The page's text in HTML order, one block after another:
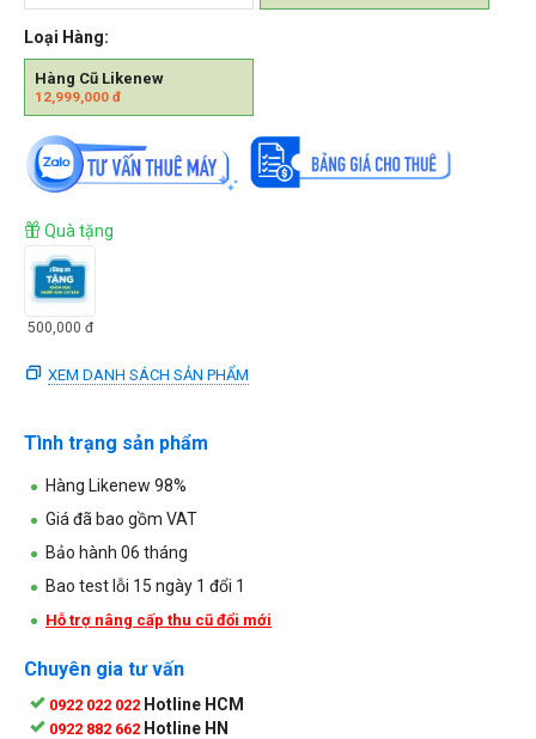
Loại Hàng:
Hàng Cũ Likenew
12,999,000 đ
Quà tặng
500,000 đ
XEM DANH SÁCH SẢN PHẨM
Tình trạng sản phẩm
Hàng Likenew 98%
Giá đã bao gồm VAT
Bảo hành 06 tháng
Bao test lỗi 15 ngày 1 đổi 1
Hỗ trợ nâng cấp thu cũ đổi mới
Chuyên gia tư vấn
0922 022 022 Hotline HCM
0922 882 662 Hotline HN